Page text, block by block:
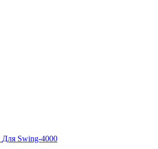
Для Swing-4000